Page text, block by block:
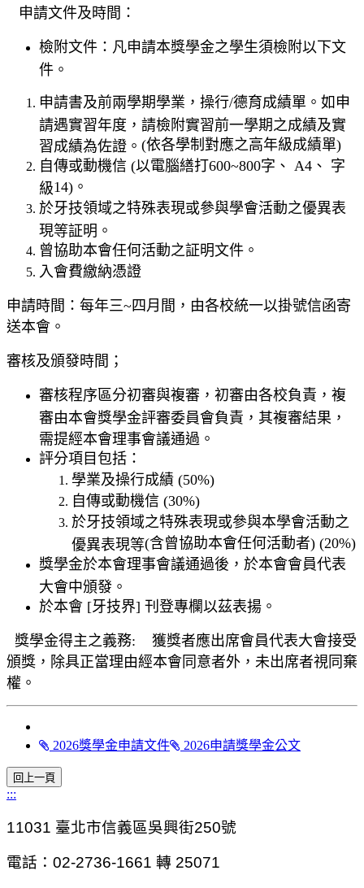
申請文件及時間：
檢附文件：凡申請本獎學金之學生須檢附以下文
件。
申請書及前兩學期學業，操行/德育成績單。如申
請遇實習年度，請檢附實習前一學期之成績及實
習成績為佐證。 (依各學制對應之高年級成績單)
自傳或動機信 (以電腦繕打600~800字、 A4 、 字
級14) 。
於牙技領域之特殊表現或參與學會活動之優異表
現等証明。
曾協助本會任何活動之証明文件。
入會費繳納憑證
申請時間：每年三~四月間，由各校統一以掛號信函寄
送本會。
審核及頒發時間；
審核程序區分初審與複審，初審由各校負責，複
審由本會獎學金評審委員會負責，其複審結果，
需提經本會理事會議通過。
評分項目包括：
學業及操行成績 (50%)
自傳或動機信 (30%)
於牙技領域之特殊表現或參與本學會活動之
優異表現等(含曾協助本會任何活動者) (20%)
獎學金於本會理事會議通過後，於本會會員代表
大會中頒發。
於本會 [牙技界] 刊登專欄以茲表揚。
獎學金得主之義務:
獲獎者應出席會員代表大會接受
頒獎，除具正當理由經本會同意者外，未出席者視同棄
權。
2026獎學金申請文件 2026申請獎學金公文
:::
11031 臺北市信義區吳興街250號
電話：02-2736-1661 轉 25071